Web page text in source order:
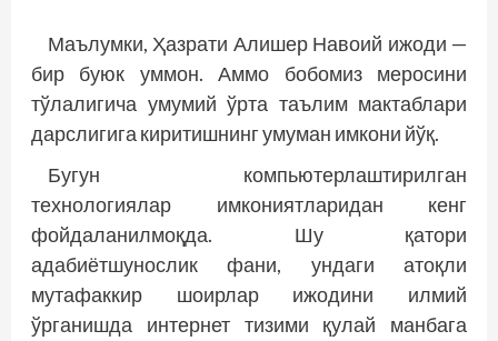
Маълумки, Ҳазрати Алишер Навоий ижоди —
бир буюк уммон. Аммо бобомиз меросини
тўлалигича умумий ўрта таълим мактаблари
дарслигига киритишнинг умуман имкони йўқ.
Бугун компьютерлаштирилган
технологиялар имкониятларидан кенг
фойдаланилмоқда. Шу қатори
адабиётшунослик фани, ундаги атоқли
мутафаккир шоирлар ижодини илмий
ўрганишда интернет тизими қулай манбага